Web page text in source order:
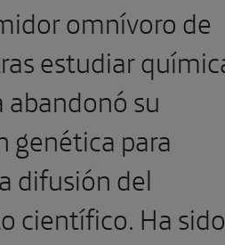
omnívoro de
estudiar
su
genética para
difusión del
científico. Ha sido